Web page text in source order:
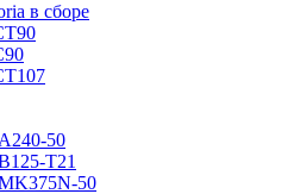
в сборе
50
T21
50